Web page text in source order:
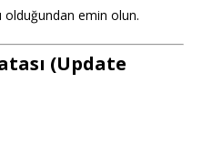
olduğundan emin olun.
(Update